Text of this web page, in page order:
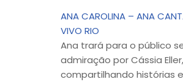
ANA CAROLINA – ANA
VIVO RIO
Ana trará para o público
admiração por Cássia Eller,
compartilhando histórias e